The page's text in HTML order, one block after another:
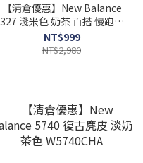
【清倉優惠】New Balance
327 淺米色 奶茶 百搭 慢跑鞋
MS327UP
NT$999
NT$2,980